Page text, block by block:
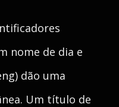
nome de dia e
dão uma
Um título de